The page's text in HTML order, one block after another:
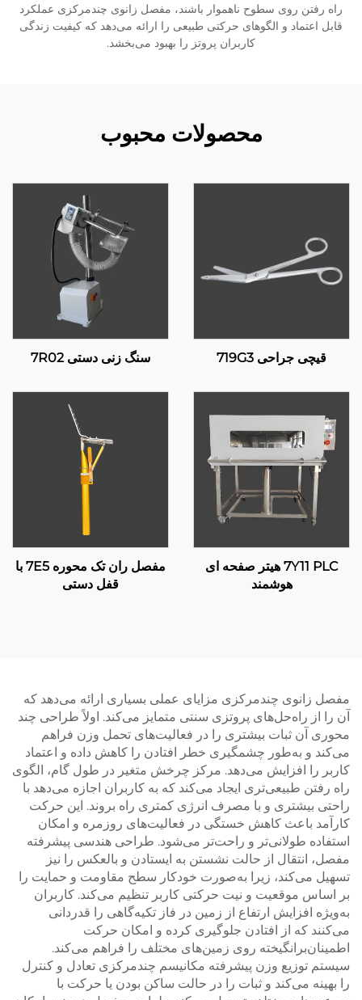
راه رفتن روی سطوح ناهموار باشند، مفصل زانوی چندمرکزی عملکرد
قابل اعتماد و الگوهای حرکتی طبیعی را ارائه می‌دهد که کیفیت زندگی
کاربران پروتز را بهبود می‌بخشد.
محصولات محبوب
قیچی جراحی 719G3 سنگ زنی دستی 7R02
7Y11 PLC هیتر صفحه ای
هوشمند
مفصل ران تک محوره 7E5 با
قفل دستی
مفصل زانوی چندمرکزی مزایای عملی بسیاری ارائه می‌دهد که
آن را از راه‌حل‌های پروتزی سنتی متمایز می‌کند. اولاً طراحی چند
محوری آن ثبات بیشتری را در فعالیت‌های تحمل وزن فراهم
می‌کند و به‌طور چشمگیری خطر افتادن را کاهش داده و اعتماد
کاربر را افزایش می‌دهد. مرکز چرخش متغیر در طول گام، الگوی
راه رفتن طبیعی‌تری ایجاد می‌کند که به کاربران اجازه می‌دهد با
راحتی بیشتری و با مصرف انرژی کمتری راه بروند. این حرکت
کارآمد باعث کاهش خستگی در فعالیت‌های روزمره و امکان
استفاده طولانی‌تر و راحت‌تر می‌شود. طراحی هندسی پیشرفته
مفصل، انتقال از حالت نشستن به ایستادن و بالعکس را نیز
تسهیل می‌کند، زیرا به‌صورت خودکار سطح مقاومت و حمایت را
بر اساس موقعیت و نیت حرکتی کاربر تنظیم می‌کند. کاربران
به‌ویژه افزایش ارتفاع از زمین در فاز تکیه‌گاهی را قدردانی
می‌کنند که از افتادن جلوگیری کرده و امکان حرکت
اطمینان‌برانگیخته روی زمین‌های مختلف را فراهم می‌کند.
سیستم توزیع وزن پیشرفته مکانیسم چندمرکزی تعادل و کنترل
را بهینه می‌کند و ثبات را در حالت ساکن بودن یا حرکت با